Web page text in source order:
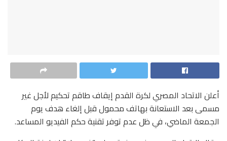
أعلن الاتحاد المصري لكرة القدم إيقاف طاقم تحكيم لأجل غير
مسمى بعد الاستعانة بهاتف محمول قبل إلغاء هدف يوم
الجمعة الماضي، في ظل عدم توفر تقنية حكم الفيديو المساعد.